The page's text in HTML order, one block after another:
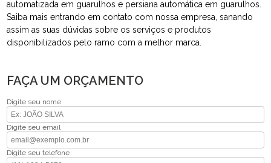
automatizada em guarulhos e persiana automática em guarulhos.
Saiba mais entrando em contato com nossa empresa, sanando
assim as suas dúvidas sobre os serviços e produtos
disponibilizados pelo ramo com a melhor marca.
FAÇA UM ORÇAMENTO
Digite seu nome
Digite seu email
Digite seu telefone